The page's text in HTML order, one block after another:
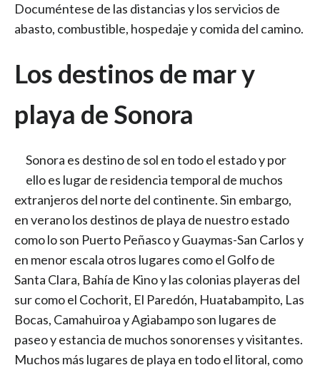
Documéntese de las distancias y los servicios de
abasto, combustible, hospedaje y comida del camino.
Los destinos de mar y
playa de Sonora
Sonora es destino de sol en todo el estado y por
ello es lugar de residencia temporal de muchos
extranjeros del norte del continente. Sin embargo,
en verano los destinos de playa de nuestro estado
como lo son Puerto Peñasco y Guaymas-San Carlos y
en menor escala otros lugares como el Golfo de
Santa Clara, Bahía de Kino y las colonias playeras del
sur como el Cochorit, El Paredón, Huatabampito, Las
Bocas, Camahuiroa y Agiabampo son lugares de
paseo y estancia de muchos sonorenses y visitantes.
Muchos más lugares de playa en todo el litoral, como